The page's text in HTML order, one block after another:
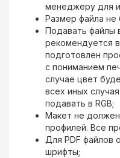
менеджеру для
Размер файла
Подавать файлы
рекомендуется
подготовлен
с пониманием
случае цвет
всех иных
подавать в RGB;
Макет не
профилей. Все
Для PDF файлов
шрифты;